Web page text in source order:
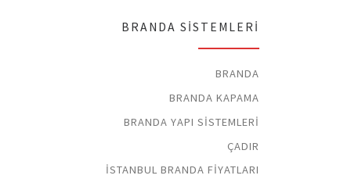
BRANDA SISTEMLERI
BRANDA
BRANDA KAPAMA
BRANDA YAPI SISTEMLERI
ÇADIR
İSTANBUL BRANDA FIYATLARI